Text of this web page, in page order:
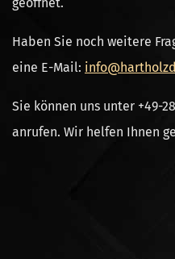
Haben Sie noch weitere
eine E-Mail:
Sie können uns unter +49-
anrufen. Wir helfen Ihnen